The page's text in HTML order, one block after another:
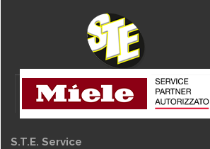
S.T.E. Service